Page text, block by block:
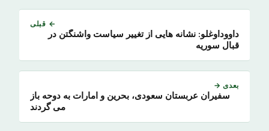
← قبلی
داووداوغلو: نشانه هایی از تغییر سیاست واشنگتن در
قبال سوریه
بعدی →
سفیران عربستان سعودی، بحرین و امارات به دوحه باز
می گردند